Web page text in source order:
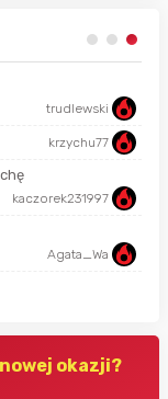
trudlewski
krzychu77
kaczorek231997
Agata_Wa
okazji?